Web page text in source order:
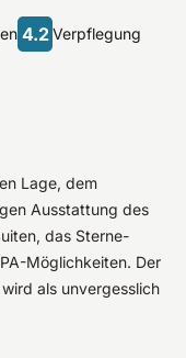
4.2 Verpflegung
Lage, dem
Ausstattung des
das Sterne-
Möglichkeiten. Der
als unvergesslich